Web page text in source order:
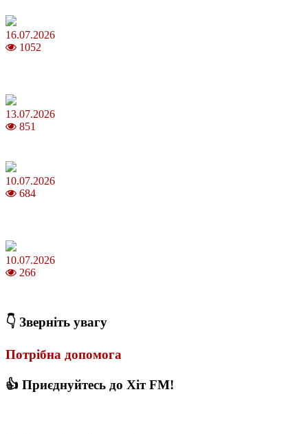
16.07.2026
1052
13.07.2026
851
10.07.2026
684
10.07.2026
266
👇 Зверніть увагу
Потрібна допомога
👍 Приєднуйтесь до Хіт FM!